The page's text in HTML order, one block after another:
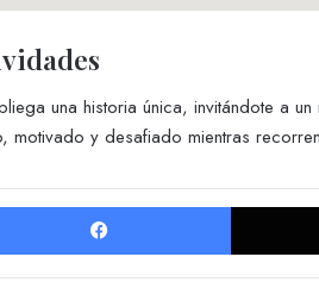
una historia única, invitándote a
motivado y desafiado mientras
Facebook